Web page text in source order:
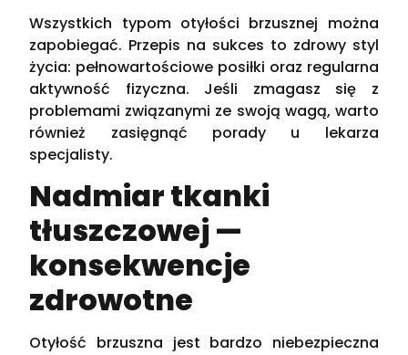
Wszystkich typom otyłości brzusznej można
zapobiegać. Przepis na sukces to zdrowy styl
życia: pełnowartościowe posiłki oraz regularna
aktywność fizyczna. Jeśli zmagasz się z
problemami związanymi ze swoją wagą, warto
również zasięgnąć porady u lekarza
specjalisty.
Nadmiar tkanki
tłuszczowej —
konsekwencje
zdrowotne
Otyłość brzuszna jest bardzo niebezpieczna